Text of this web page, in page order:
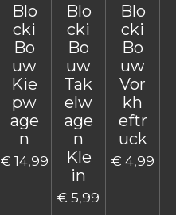
Blo
cki
Bo
uw
Kie
pw
age
n
€ 14,99
Blo
cki
Bo
uw
Tak
elw
age
n
Kle
in
€ 5,99
Blo
cki
Bo
uw
Vor
kh
eftr
uck
€ 4,99